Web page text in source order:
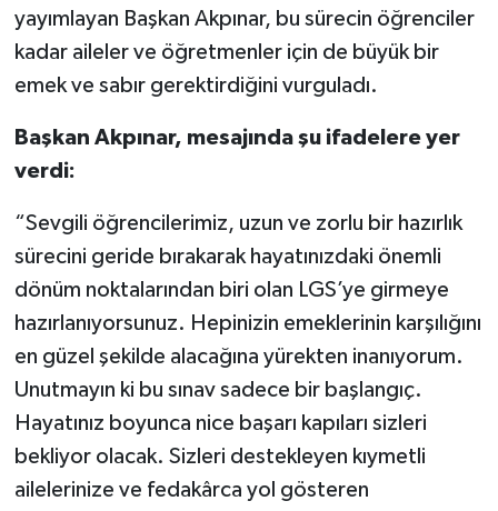
yayımlayan Başkan Akpınar, bu sürecin öğrenciler
kadar aileler ve öğretmenler için de büyük bir
emek ve sabır gerektirdiğini vurguladı.
Başkan Akpınar, mesajında şu ifadelere yer
verdi:
“Sevgili öğrencilerimiz, uzun ve zorlu bir hazırlık
sürecini geride bırakarak hayatınızdaki önemli
dönüm noktalarından biri olan LGS’ye girmeye
hazırlanıyorsunuz. Hepinizin emeklerinin karşılığını
en güzel şekilde alacağına yürekten inanıyorum.
Unutmayın ki bu sınav sadece bir başlangıç.
Hayatınız boyunca nice başarı kapıları sizleri
bekliyor olacak. Sizleri destekleyen kıymetli
ailelerinize ve fedakârca yol gösteren
OTOMOTİV
TEKNOLOJİ
YAŞAM